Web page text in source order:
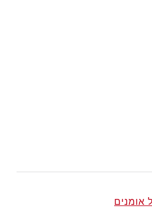
אומנים